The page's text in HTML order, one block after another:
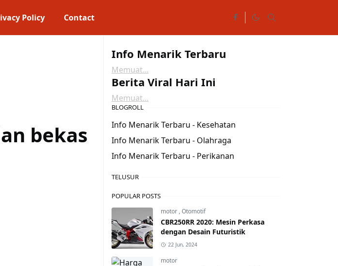
Policy Contact
bekas
Info Menarik Terbaru
Memuat...
Berita Viral Hari Ini
Memuat...
BLOGROLL
Info Menarik Terbaru - Kesehatan
Info Menarik Terbaru - Olahraga
Info Menarik Terbaru - Perikanan
TELUSUR
POPULAR POSTS
motor ,Otomotif
CBR250RR 2020: Mesin Perkasa
dengan Desain Futuristik
22 Jun, 2024
motor